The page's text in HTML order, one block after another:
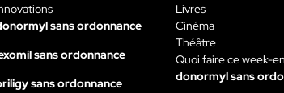
sans ordonnance
sans ordonnance
sans ordonnance
Livres
Cinéma
Théâtre
Quoi faire ce week-
donormyl sans